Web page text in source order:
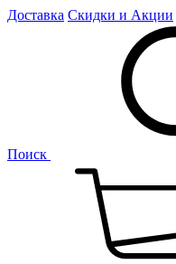
Доставка Скидки и Акции
Поиск